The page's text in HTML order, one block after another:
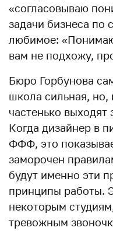
«согласовываю
задачи бизнеса
любимое:
вам не подхожу,
Бюро Горбунова
школа сильная,
частенько
Когда дизайнер в
ФФФ, это
заморочен
будут именно эти
принципы работы.
некоторым
тревожным